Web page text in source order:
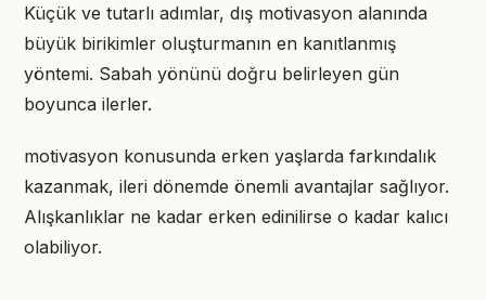
Küçük ve tutarlı adımlar, dış motivasyon alanında
büyük birikimler oluşturmanın en kanıtlanmış
yöntemi. Sabah yönünü doğru belirleyen gün
boyunca ilerler.
motivasyon konusunda erken yaşlarda farkındalık
kazanmak, ileri dönemde önemli avantajlar sağlıyor.
Alışkanlıklar ne kadar erken edinilirse o kadar kalıcı
olabiliyor.